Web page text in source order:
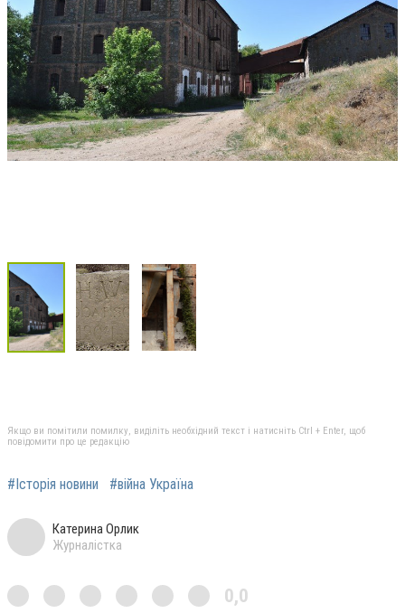
Якщо ви помітили помилку, виділіть необхідний текст і натисніть Ctrl + Enter, щоб
повідомити про це редакцію
#Історія новини #війна Україна
Катерина Орлик
Журналістка
0,0